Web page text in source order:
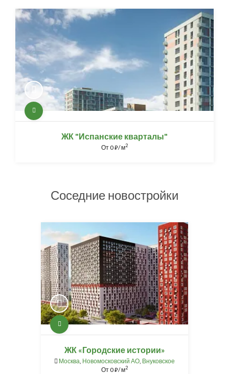
ЖК "Испанские кварталы"
От0⃏/ м2
Соседние новостройки
ЖК «Городские истории»
Москва Новомосковский АО Внуковское
От0⃏/ м2